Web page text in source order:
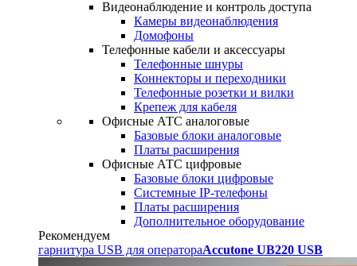
Видеонаблюдение и контроль доступа
Камеры видеонаблюдения
Домофоны
Телефонные кабели и аксессуары
Телефонные шнуры
Коннекторы и переходники
Телефонные розетки и вилки
Крепеж для кабеля
Офисные АТС аналоговые
Базовые блоки аналоговые
Платы расширения
Офисные АТС цифровые
Базовые блоки цифровые
Системные IP-телефоны
Платы расширения
Дополнительное оборудование
Рекомендуем
гарнитура USB для оператораAccutone UB220 USB